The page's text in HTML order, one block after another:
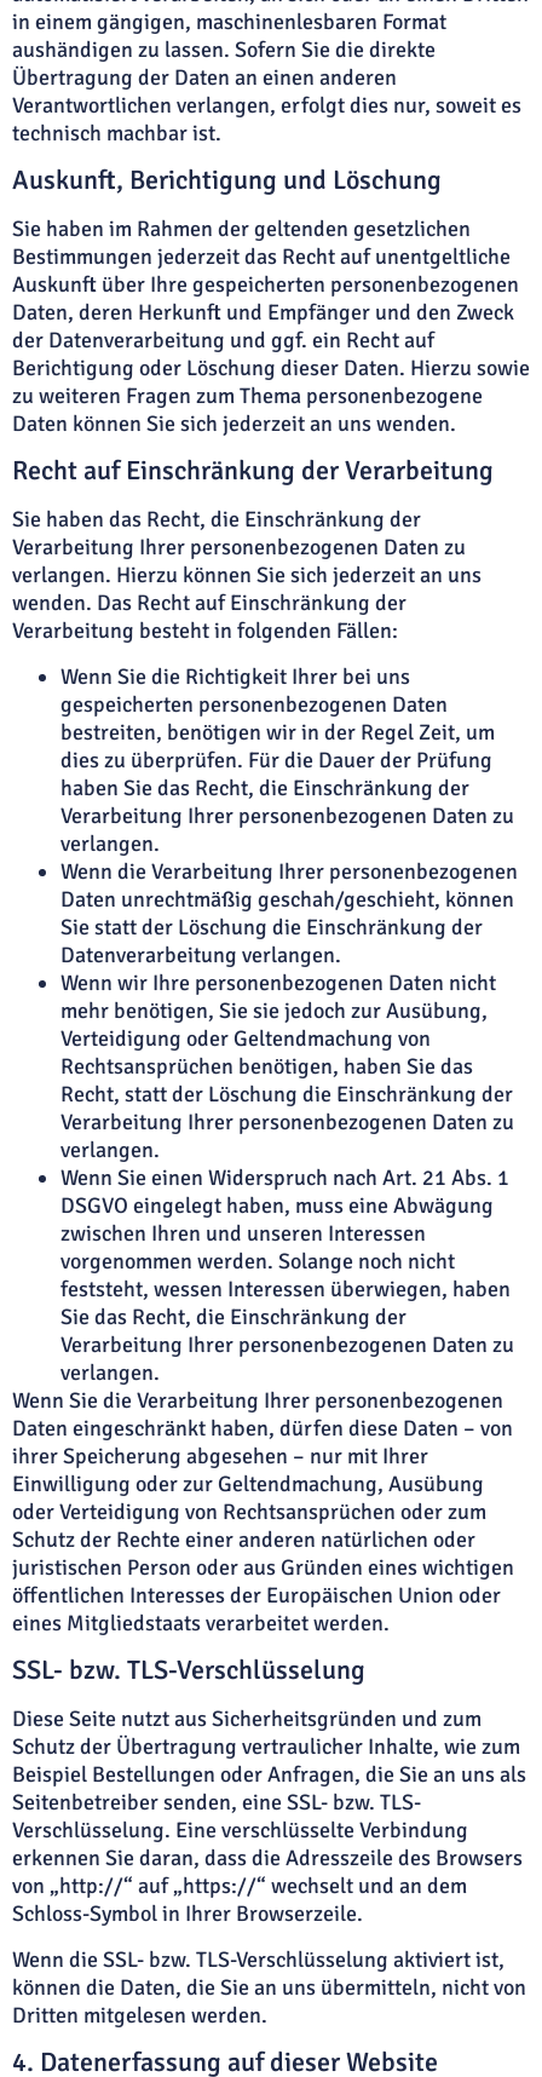
in einem gängigen, maschinenlesbaren Format
aushändigen zu lassen. Sofern Sie die direkte
Übertragung der Daten an einen anderen
Verantwortlichen verlangen, erfolgt dies nur, soweit es
technisch machbar ist.
Auskunft, Berichtigung und Löschung
Sie haben im Rahmen der geltenden gesetzlichen
Bestimmungen jederzeit das Recht auf unentgeltliche
Auskunft über Ihre gespeicherten personenbezogenen
Daten, deren Herkunft und Empfänger und den Zweck
der Datenverarbeitung und ggf. ein Recht auf
Berichtigung oder Löschung dieser Daten. Hierzu sowie
zu weiteren Fragen zum Thema personenbezogene
Daten können Sie sich jederzeit an uns wenden.
Recht auf Einschränkung der Verarbeitung
Sie haben das Recht, die Einschränkung der
Verarbeitung Ihrer personenbezogenen Daten zu
verlangen. Hierzu können Sie sich jederzeit an uns
wenden. Das Recht auf Einschränkung der
Verarbeitung besteht in folgenden Fällen:
Wenn Sie die Richtigkeit Ihrer bei uns
gespeicherten personenbezogenen Daten
bestreiten, benötigen wir in der Regel Zeit, um
dies zu überprüfen. Für die Dauer der Prüfung
haben Sie das Recht, die Einschränkung der
Verarbeitung Ihrer personenbezogenen Daten zu
verlangen.
Wenn die Verarbeitung Ihrer personenbezogenen
Daten unrechtmäßig geschah/geschieht, können
Sie statt der Löschung die Einschränkung der
Datenverarbeitung verlangen.
Wenn wir Ihre personenbezogenen Daten nicht
mehr benötigen, Sie sie jedoch zur Ausübung,
Verteidigung oder Geltendmachung von
Rechtsansprüchen benötigen, haben Sie das
Recht, statt der Löschung die Einschränkung der
Verarbeitung Ihrer personenbezogenen Daten zu
verlangen.
Wenn Sie einen Widerspruch nach Art. 21 Abs. 1
DSGVO eingelegt haben, muss eine Abwägung
zwischen Ihren und unseren Interessen
vorgenommen werden. Solange noch nicht
feststeht, wessen Interessen überwiegen, haben
Sie das Recht, die Einschränkung der
Verarbeitung Ihrer personenbezogenen Daten zu
verlangen.
Wenn Sie die Verarbeitung Ihrer personenbezogenen
Daten eingeschränkt haben, dürfen diese Daten – von
ihrer Speicherung abgesehen – nur mit Ihrer
Einwilligung oder zur Geltendmachung, Ausübung
oder Verteidigung von Rechtsansprüchen oder zum
Schutz der Rechte einer anderen natürlichen oder
juristischen Person oder aus Gründen eines wichtigen
öffentlichen Interesses der Europäischen Union oder
eines Mitgliedstaats verarbeitet werden.
SSL- bzw. TLS-Verschlüsselung
Diese Seite nutzt aus Sicherheitsgründen und zum
Schutz der Übertragung vertraulicher Inhalte, wie zum
Beispiel Bestellungen oder Anfragen, die Sie an uns als
Seitenbetreiber senden, eine SSL- bzw. TLS-
Verschlüsselung. Eine verschlüsselte Verbindung
erkennen Sie daran, dass die Adresszeile des Browsers
von „http://“ auf „https://“ wechselt und an dem
Schloss-Symbol in Ihrer Browserzeile.
Wenn die SSL- bzw. TLS-Verschlüsselung aktiviert ist,
können die Daten, die Sie an uns übermitteln, nicht von
Dritten mitgelesen werden.
4. Datenerfassung auf dieser Website